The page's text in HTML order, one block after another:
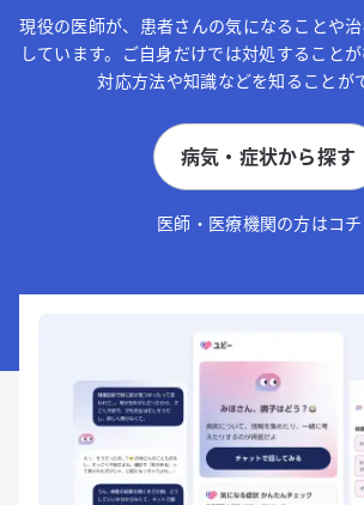
現役の医師が、患者さんの気になることや
しています。ご自身だけでは対処すること
対応方法や知識などを知ることが
病気・症状から探す
医師・医療機関の方はコ